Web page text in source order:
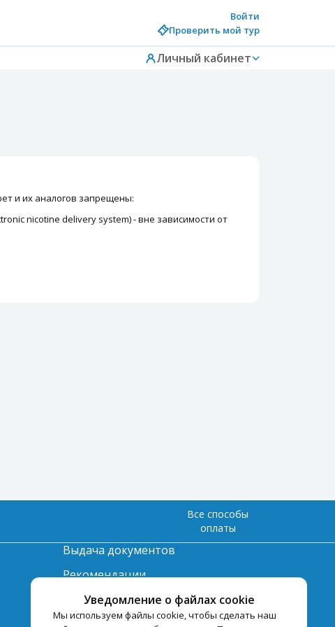
Войти
Проверить мой тур
Личный кабинет
и их аналогов запрещены:
nicotine delivery system) - вне зависимости от
Уведомление о файлах cookie
Мы используем файлы cookie, чтобы сделать наш
Все способы
оплаты
Выдача документов
Рекомендации
Вопрос-ответ
Счет и оплата